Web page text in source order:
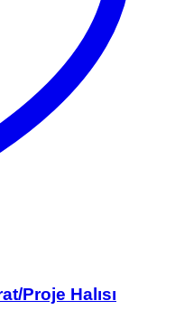
Proje Halısı